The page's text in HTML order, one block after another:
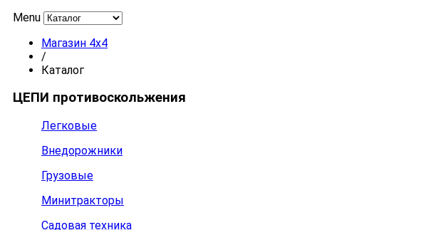
Menu
Магазин 4x4
/
Каталог
ЦЕПИ противоскольжения
Легковые
Внедорожники
Грузовые
Минитракторы
Садовая техника